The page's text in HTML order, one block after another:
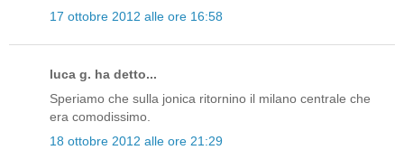
17 ottobre 2012 alle ore 16:58
luca g. ha detto...
Speriamo che sulla jonica ritornino il milano centrale che
era comodissimo.
18 ottobre 2012 alle ore 21:29